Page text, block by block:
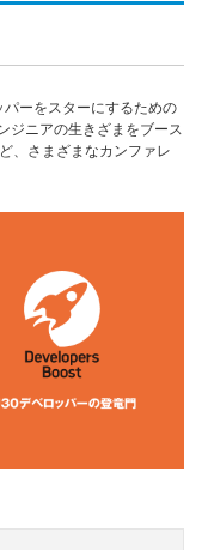
ーをスターにするための
ジニアの生きざまをブース
、さまざまなカンファレ